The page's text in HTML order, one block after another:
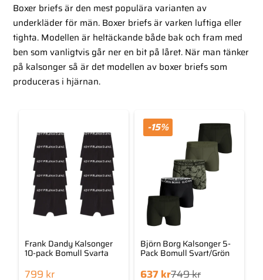
Boxer briefs är den mest populära varianten av
underkläder för män. Boxer briefs är varken luftiga eller
tighta. Modellen är heltäckande både bak och fram med
ben som vanligtvis går ner en bit på låret. När man tänker
på kalsonger så är det modellen av boxer briefs som
produceras i hjärnan.
Frank Dandy Kalsonger
10-pack Bomull Svarta
799 kr
Björn Borg Kalsonger 5-
Pack Bomull Svart/Grön
-15%
749kr
Det637kr
Det